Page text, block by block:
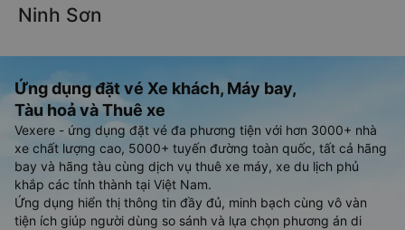
Ninh Sơn
Ứng dụng đặt vé Xe khách, Máy bay,
Tàu hoả và Thuê xe
Vexere - ứng dụng đặt vé đa phương tiện với hơn 3000+ nhà
xe chất lượng cao, 5000+ tuyến đường toàn quốc, tất cả hãng
bay và hãng tàu cùng dịch vụ thuê xe máy, xe du lịch phủ
khắp các tỉnh thành tại Việt Nam.
Ứng dụng hiển thị thông tin đầy đủ, minh bạch cùng vô vàn
tiện ích giúp người dùng so sánh và lựa chọn phương án di